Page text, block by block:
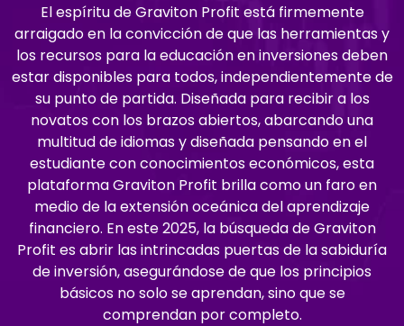
El espíritu de Graviton Profit está firmemente
arraigado en la convicción de que las herramientas y
los recursos para la educación en inversiones deben
estar disponibles para todos, independientemente de
su punto de partida. Diseñada para recibir a los
novatos con los brazos abiertos, abarcando una
multitud de idiomas y diseñada pensando en el
estudiante con conocimientos económicos, esta
plataforma Graviton Profit brilla como un faro en
medio de la extensión oceánica del aprendizaje
financiero. En este 2025, la búsqueda de Graviton
Profit es abrir las intrincadas puertas de la sabiduría
de inversión, asegurándose de que los principios
básicos no solo se aprendan, sino que se
comprendan por completo.